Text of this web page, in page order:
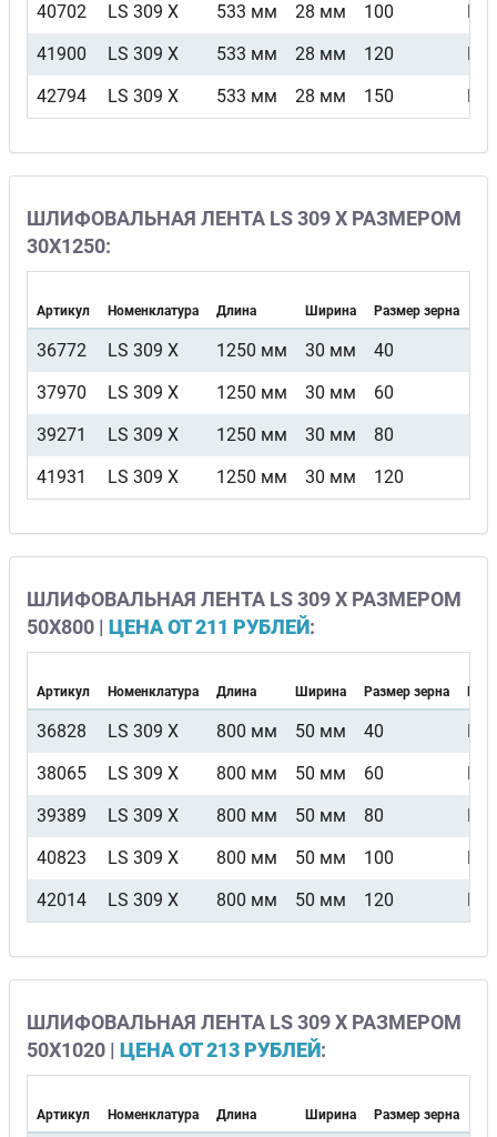
40702
LS 309 X 533 мм 28 мм 100
41900
LS 309 X 533 мм 28 мм 120
42794
LS 309 X 533 мм 28 мм 150
ШЛИФОВАЛЬНАЯ ЛЕНТА LS 309 X РАЗМЕРОМ
30Х1250:
Артикул Номенклатура Длина Ширина Размер зерна
36772 LS 309 X 1250 мм 30 мм 40
37970
LS 309 X 1250 мм 30 мм 60
39271
LS 309 X 1250 мм 30 мм 80
41931
LS 309 X 1250 мм 30 мм 120
ШЛИФОВАЛЬНАЯ ЛЕНТА LS 309 X РАЗМЕРОМ
50Х800 | ЦЕНА ОТ 211 РУБЛЕЙ:
Артикул Номенклатура Длина Ширина Размер зерна
36828 LS 309 X 800 мм 50 мм 40
38065
LS 309 X 800 мм 50 мм 60
39389
LS 309 X 800 мм 50 мм 80
40823
LS 309 X 800 мм 50 мм 100
42014
LS 309 X 800 мм 50 мм 120
ШЛИФОВАЛЬНАЯ ЛЕНТА LS 309 X РАЗМЕРОМ
50Х1020 | ЦЕНА ОТ 213 РУБЛЕЙ:
Артикул Номенклатура Длина Ширина Размер зерна